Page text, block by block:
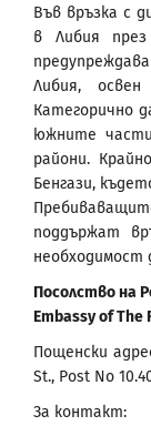
Във връзка с
в Либия
Либия,
Категорично
южните
райони.
Бенгази,
поддържат
необходимост
Посолство на
Embassy of
Пощенски
St., Post No
За контакт: